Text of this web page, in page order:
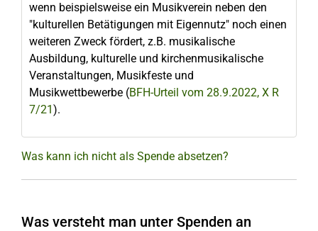
wenn beispielsweise ein Musikverein neben den
"kulturellen Betätigungen mit Eigennutz" noch einen
weiteren Zweck fördert, z.B. musikalische
Ausbildung, kulturelle und kirchenmusikalische
Veranstaltungen, Musikfeste und
Musikwettbewerbe (BFH-Urteil vom 28.9.2022, X R
7/21).
Was kann ich nicht als Spende absetzen?
Was versteht man unter Spenden an